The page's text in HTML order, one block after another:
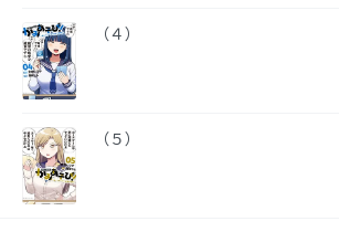
（４）
（５）